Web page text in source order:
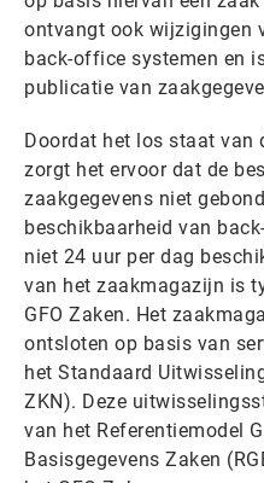
ontvangt ook wijzigingen
back-office systemen en
publicatie van
Doordat het los staat van
zorgt het ervoor dat de
zaakgegevens niet
beschikbaarheid van
niet 24 uur per dag
van het zaakmagazijn is
GFO Zaken. Het
ontsloten op basis van
het Standaard
ZKN). Deze
van het Referentiemodel
Basisgegevens Zaken